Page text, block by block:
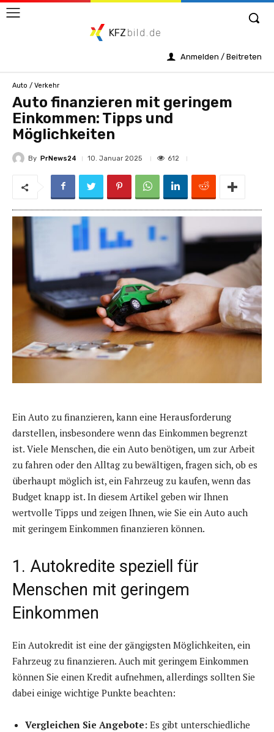
KFZ bild.de
Anmelden / Beitreten
Auto / Verkehr
Auto finanzieren mit geringem
Einkommen: Tipps und
Möglichkeiten
By PrNews24 10. Januar 2025 612
Ein Auto zu finanzieren, kann eine Herausforderung
darstellen, insbesondere wenn das Einkommen begrenzt
ist. Viele Menschen, die ein Auto benötigen, um zur Arbeit
zu fahren oder den Alltag zu bewältigen, fragen sich, ob es
überhaupt möglich ist, ein Fahrzeug zu kaufen, wenn das
Budget knapp ist. In diesem Artikel geben wir Ihnen
wertvolle Tipps und zeigen Ihnen, wie Sie ein Auto auch
mit geringem Einkommen finanzieren können.
1. Autokredite speziell für
Menschen mit geringem
Einkommen
Ein Autokredit ist eine der gängigsten Möglichkeiten, ein
Fahrzeug zu finanzieren. Auch mit geringem Einkommen
können Sie einen Kredit aufnehmen, allerdings sollten Sie
dabei einige wichtige Punkte beachten:
Vergleichen Sie Angebote: Es gibt unterschiedliche